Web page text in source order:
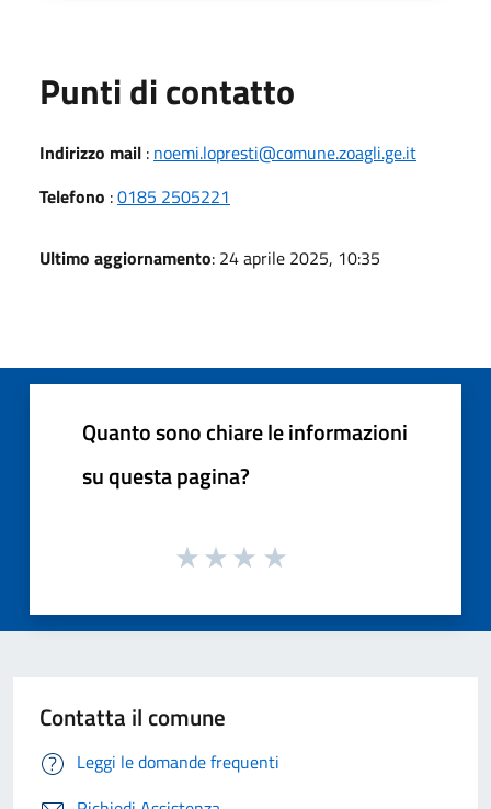
Punti di contatto
Indirizzo mail : noemi.lopresti@comune.zoagli.ge.it
Telefono :0185 2505221
Ultimo aggiornamento: 24 aprile 2025, 10:35
Quanto sono chiare le informazioni
su questa pagina?
Contatta il comune
Leggi le domande frequenti